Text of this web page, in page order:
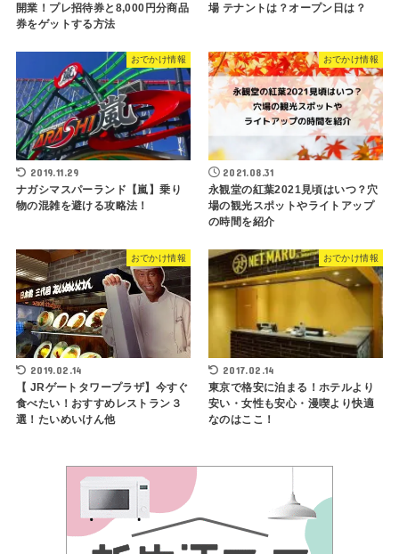
開業！プレ招待券と8,000円分商品
券をゲットする方法
場 テナントは？オープン日は？
おでかけ情報
2019.11.29
ナガシマスパーランド【嵐】乗り
物の混雑を避ける攻略法！
おでかけ情報
2021.08.31
永観堂の紅葉2021見頃はいつ？穴
場の観光スポットやライトアップ
の時間を紹介
おでかけ情報
2019.02.14
【 JRゲートタワープラザ】今すぐ
食べたい！おすすめレストラン３
選！たいめいけん他
おでかけ情報
2017.02.14
東京で格安に泊まる！ホテルより
安い・女性も安心・漫喫より快適
なのはここ！